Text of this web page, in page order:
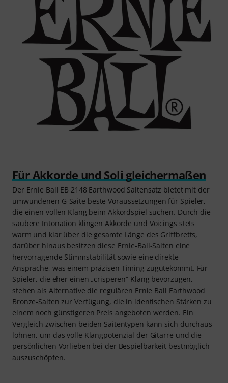
Für Akkorde und Soli gleichermaßen
Der Ernie Ball EB 2148 Earthwood Saitensatz bietet mit der
umwundenen G-Saite beste Voraussetzungen für Spieler,
die einen vollen Klang beim Akkordspiel suchen. Durch die
saubere Intonation klingen Akkorde und Voicings stets
warm und klar über die gesamte Länge des Griffbretts,
darüber hinaus besitzen diese Ernie-Ball-Saiten eine
hervorragende Stimmstabilität sowie eine direkte
Ansprache, was einem präzisen Timing zugutekommt. Für
Spieler, die eher einen „crisperen“ Klang bevorzugen,
stehen als Alternative die regulären Ernie Ball Earthwood
Bronze-Saiten zur Verfügung, die in identischen Stärken zu
einem noch günstigeren Preis angeboten werden. Ein
Vergleich zwischen beiden Saitentypen kann sich durchaus
lohnen, um das volle Klangpotenzial der Gitarre und die
persönlichen Vorlieben bei der Bespielbarkeit bestmöglich
auszuschöpfen.